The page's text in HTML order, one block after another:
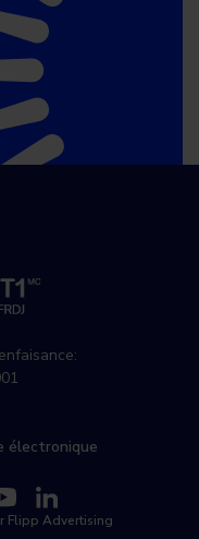
électronique
Flipp Advertising